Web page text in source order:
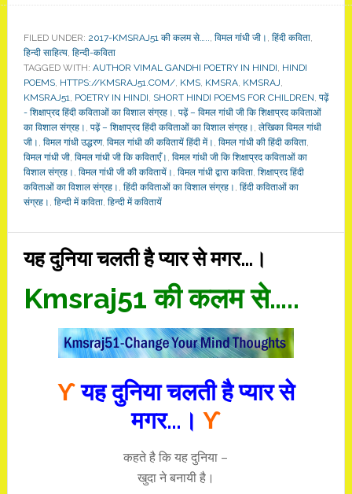
FILED UNDER: 2017-KMSRAJ51 की कलम से….., विमल गांधी जी। , हिंदी कविता,
हिन्दी साहित्य, हिन्दी-कविता
TAGGED WITH: AUTHOR VIMAL GANDHI POETRY IN HINDI, HINDI
POEMS, HTTPS://KMSRAJ51.COM/, KMS, KMSRA, KMSRAJ,
KMSRAJ51, POETRY IN HINDI, SHORT HINDI POEMS FOR CHILDREN, पढ़ें
- शिक्षाप्रद हिंदी कविताओं का विशाल संग्रह। , पढ़ें – विमल गांधी जी कि शिक्षाप्रद कविताओं
का विशाल संग्रह। , पढ़ें – शिक्षाप्रद हिंदी कविताओं का विशाल संग्रह। , लेखिका विमल गांधी
जी। , विमल गांधी उद्धरण, विमल गांधी की कवितायें हिंदी में। , विमल गांधी की हिंदी कविता,
विमल गांधी जी, विमल गांधी जी कि कविताएँ। , विमल गांधी जी कि शिक्षाप्रद कविताओं का
विशाल संग्रह। , विमल गांधी जी की कवितायें। , विमल गांधी द्वारा कविता, शिक्षाप्रद हिंदी
कविताओं का विशाल संग्रह। , हिंदी कविताओं का विशाल संग्रह। , हिंदी कविताओं का
संग्रह। , हिन्दी में कविता, हिन्दी में कवितायें
यह दुनिया चलती है प्यार से मगर…।
Kmsraj51 की कलम से…..
ϒ यह दुनिया चलती है प्यार से
मगर…। ϒ
कहते है कि यह दुनिया –
खुदा ने बनायी है।